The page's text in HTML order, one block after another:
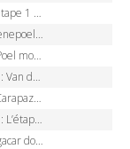
maillot jaune
battu au sprint
des cinq sacres
Elysées ?
perd le podium
à Pogacar ?
Pantani pulvérisé